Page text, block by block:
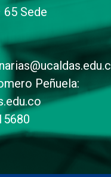
Sede
Peñuela: